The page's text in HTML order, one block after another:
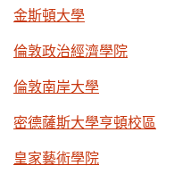
金斯頓大學
倫敦政治經濟學院
倫敦南岸大學
密德薩斯大學亨頓校區
皇家藝術學院